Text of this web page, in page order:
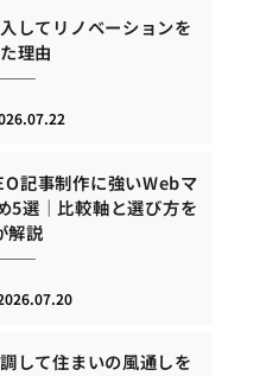
してリノベーションを
理由
記事制作に強いWebマ
5選｜比較軸と選び方を
解説
して住まいの風通しを